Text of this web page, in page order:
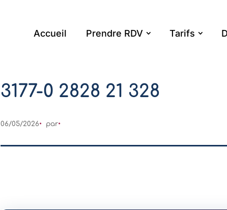
Accueil Prendre RDV Tarifs
3177-0 2828 21 328
06/05/2026 par